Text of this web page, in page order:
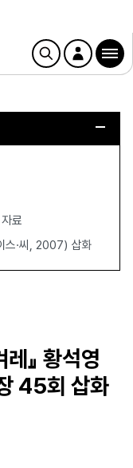
료
스·씨, 2007) 삽화
』 황석영
45회 삽화